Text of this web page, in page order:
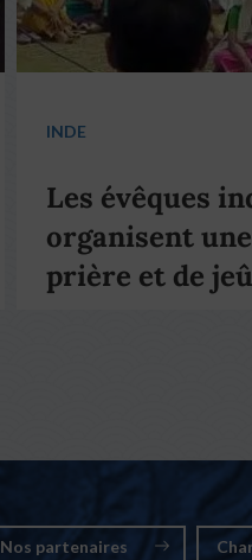
INDE
Les évêques
organisent
prière et de
Nos partenaires